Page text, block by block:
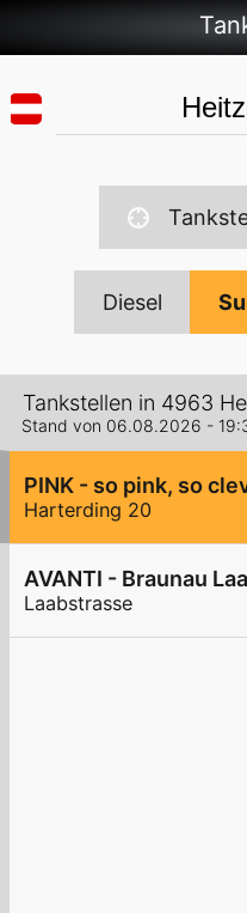
Diesel
Tankstellen in 4963
Stand von 06.08.2026 -
PINK - so pink, so
Harterding 20
AVANTI - Braunau
Laabstrasse